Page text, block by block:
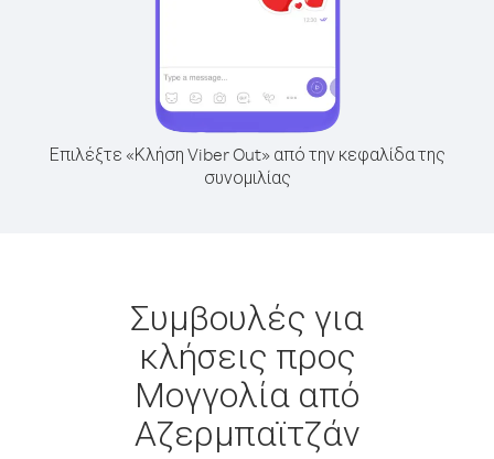
Επιλέξτε «Κλήση Viber Out» από την κεφαλίδα της
συνομιλίας
Συμβουλές για
κλήσεις προς
Μογγολία από
Αζερμπαϊτζάν